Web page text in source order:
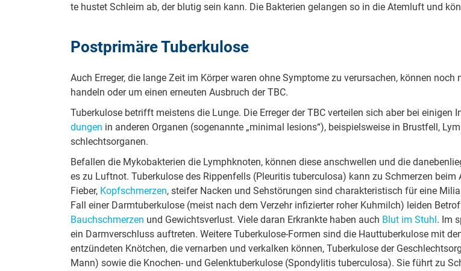
te hustet Schleim ab, der blutig sein kann. Die Bak­te­ri­en ge­lan­gen so in die Atemluft und
Post­pri­mä­re Tu­ber­ku­lo­se
Auch Er­re­ger, die lange Zeit im Körper waren ohne Sym­pto­me zu ver­ur­sa­chen, können
handeln oder um einen er­neu­ten Ausbruch der TBC.
Tu­ber­ku­lo­se betrifft meistens die Lunge. Die Er­re­ger der TBC ver­tei­len sich aber bei
dun­gen in an­de­ren Or­ga­nen (so­ge­nann­te „mi­ni­mal le­si­ons“), bei­spiels­wei­se in Brustfell,
schlechts­or­ga­nen.
Be­fal­len die My­ko­bak­te­ri­en die Lymph­kno­ten, können diese an­schwel­len und die
es zu Luftnot. Tu­ber­ku­lo­se des Rip­pen­fells (Pleu­ri­tis tu­ber­cu­lo­sa) kann zu Schmerzen
Fieber, Kopf­schmer­zen, steifer Nacken und Seh­stö­run­gen sind cha­rak­te­ris­tisch für eine
Fall einer Darm­tu­ber­ku­lo­se (meist nach dem Verzehr in­fi­zier­ter roher Kuhmilch) leiden
Bauch­schmer­zen und Ge­wichts­ver­lust. Viele daran Er­krank­te haben auch Blut im Stuhl . Im
ein Darm­ver­schluss auf­tre­ten. Wei­te­re Tu­ber­ku­lo­se-Formen sind die Haut­tu­ber­ku­lo­se mit
ent­zün­de­ten Knötchen, die ver­na­r­ben und ver­kal­ken können, Tu­ber­ku­lo­se der
Mann) sowie die Knochen- und Ge­lenk­tu­ber­ku­lo­se (Spon­dy­li­tis tu­ber­cu­lo­sa). Sie führt zu